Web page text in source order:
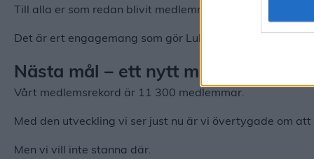
Till alla er som redan blivit medlemmar –
Det är ert engagemang som gör Luleå Hockey starkare,
Nästa mål – ett nytt medlemsrekord
Vårt medlemsrekord är 11 300 medlemmar.
Med den utveckling vi ser just nu är vi övertygade om
Men vi vill inte stanna där.